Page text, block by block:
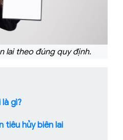
lai theo đúng quy định.
là gì?
tiêu hủy biên lai